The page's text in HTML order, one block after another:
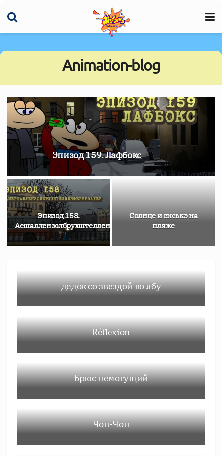
Animation-blog
Эпизод 159. Лафбокс
Эпизод 158.
Аешаллензолбрухштелленвеурзахер
Солнце и сиськэ на
пляже
дедок со звездой во лбу
Réflexion
Брюс немогущий
Чоп-Чоп